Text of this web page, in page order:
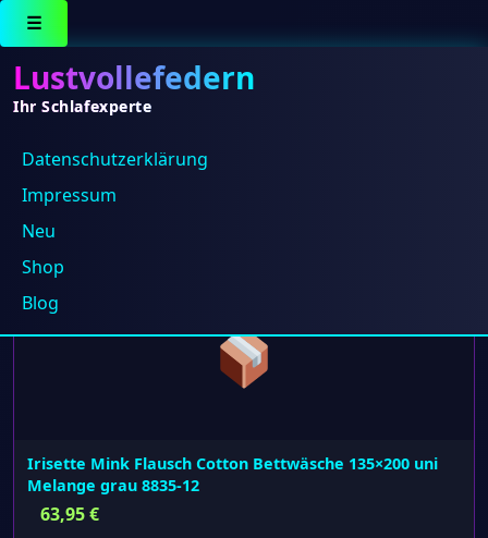
☰
Lustvollefedern
Ihr Schlafexperte
Datenschutz­erklärung
Impressum
Neu
Shop
Blog
Irisette GmbH & Co. KG
Alle 7 Ergebnisse werden angezeigt
Irisette Mink Flausch Cotton Bettwäsche 135×200 uni
Melange grau 8835-12
63,95€